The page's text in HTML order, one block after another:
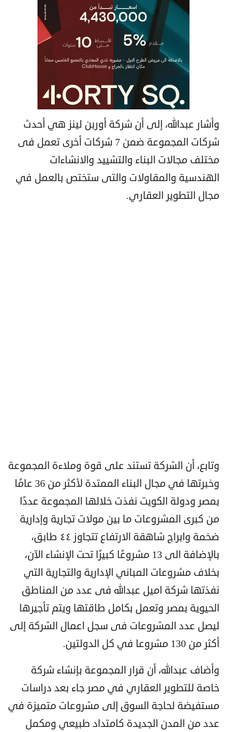
وأشار عبدالله، إلى أن شركة أوربن لينز هي أحدث
شركات المجموعة ضمن 7 شركات أخرى تعمل فى
مختلف مجالات البناء والتشييد والانشاءات
الهندسية والمقاولات والتى ستختص بالعمل في
مجال التطوير العقاري.
وتابع، أن الشركة تستند على قوة وملاءة المجموعة
وخبرتها في مجال البناء الممتدة لأكثر من 36 عامًا
بمصر ودولة الكويت نفذت خلالها المجموعة عددًا
من كبرى المشروعات ما بين مولات تجارية وإدارية
ضخمة وابراج شاهقة الارتفاع تتجاوز ٤٤ طابق،
بالإضافة الى 13 مشروعًا كبيرًا تحت الإنشاء الآن،
بخلاف مشروعات المباني الإدارية والتجارية التي
نفذتها شركة اميل عبدالله فى عدد من المناطق
الحيوية بمصر وتعمل بكامل طاقتها ويتم تأجيرها
ليصل عدد المشروعات فى سجل اعمال الشركة إلى
أكثر من 130 مشروعا في كل الدولتين.
وأضاف عبدالله، أن قرار المجموعة بإنشاء شركة
خاصة للتطوير العقاري في مصر جاء بعد دراسات
مستفيضة لحاجة السوق إلى مشروعات متميزة في
عدد من المدن الجديدة كامتداد طبيعي ومكمل